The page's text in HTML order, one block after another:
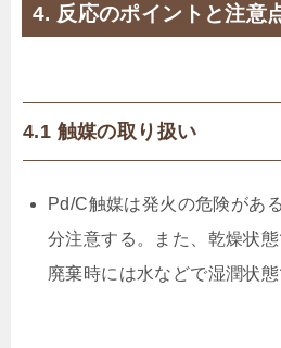
4. 反応のポイントと注意
4.1 触媒の取り扱い
Pd/C触媒は発火の危険があ
分注意する。また、乾燥状態
廃棄時には水などで湿潤状態